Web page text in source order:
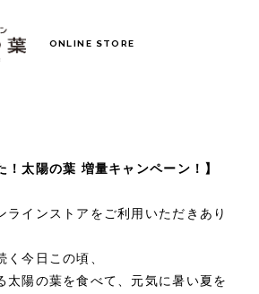
ONLINE STORE
！太陽の葉 増量キャンペーン！】
ラインストアをご利用いただきあり
く今日この頃、
太陽の葉を食べて、元気に暑い夏を